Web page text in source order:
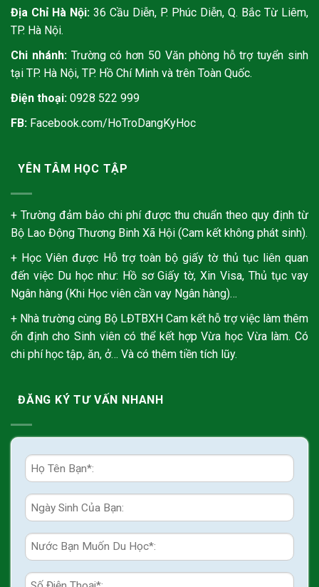
Địa Chỉ Hà Nội: 36 Cầu Diễn, P. Phúc Diễn, Q. Bắc Từ Liêm,
TP. Hà Nội.
Chi nhánh:Trường có hơn 50 Văn phòng hỗ trợ tuyển sinh
tại TP. Hà Nội, TP. Hồ Chí Minh và trên Toàn Quốc.
Điện thoại: 0928 522 999
FB: Facebook.com/HoTroDangKyHoc
YÊN TÂM HỌC TẬP
+ Trường đảm bảo chi phí được thu chuẩn theo quy định từ
Bộ Lao Động Thương Binh Xã Hội (Cam kết không phát sinh).
+ Học Viên được Hỗ trợ toàn bộ giấy tờ thủ tục liên quan
đến việc Du học như: Hồ sơ Giấy tờ, Xin Visa, Thủ tục vay
Ngân hàng (Khi Học viên cần vay Ngân hàng)…
+ Nhà trường cùng Bộ LĐTBXH Cam kết hỗ trợ việc làm thêm
ổn định cho Sinh viên có thể kết hợp Vừa học Vừa làm. Có
chi phí học tập, ăn, ở… Và có thêm tiền tích lũy.
ĐĂNG KÝ TƯ VẤN NHANH